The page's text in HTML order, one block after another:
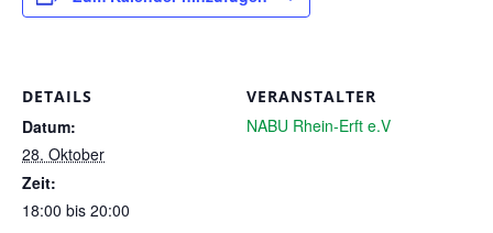
DETAILS
Datum:
28. Oktober
Zeit:
18:00 bis 20:00
VERANSTALTER
NABU Rhein-Erft e.V